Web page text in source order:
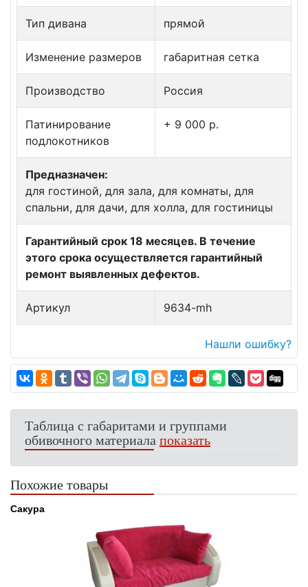
Тип дивана прямой
Изменение размеров габаритная сетка
Производство Россия
Патинирование
подлокотников
+ 9 000 p.
Предназначен:
для гостиной, для зала, для комнаты, для
спальни, для дачи, для холла, для гостиницы
Гарантийный срок 18 месяцев. В течение
этого срока осуществляется гарантийный
ремонт выявленных дефектов.
Артикул 9634-mh
Нашли ошибку?
Таблица с габаритами и группами
обивочного материалапоказать
Похожие товары
Сакура